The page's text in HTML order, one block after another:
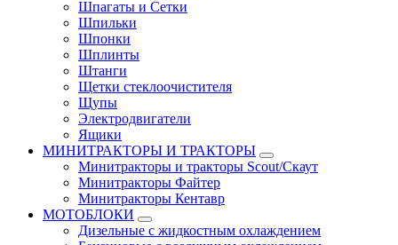
Шпагаты и Сетки
Шпильки
Шпонки
Шплинты
Штанги
Щетки стеклоочистителя
Щупы
Электродвигатели
Ящики
МИНИТРАКТОРЫ И ТРАКТОРЫ
Минитракторы и тракторы Scout/Скаут
Минитракторы Файтер
Минитракторы Кентавр
МОТОБЛОКИ
Дизельные с жидкостным охлаждением